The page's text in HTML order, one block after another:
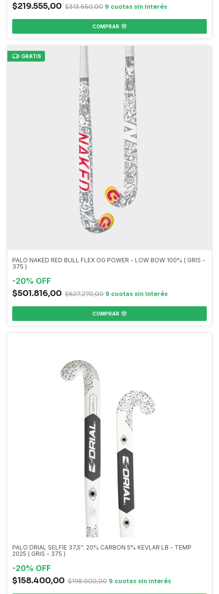
$219.555,00 $313.650,00
COMPRAR
GRATIS
PALO NAKED RED BULL FLEX OG POWER - LOW BOW 100% ( GRIS -
375 )
-20% OFF
$501.816,00 $627.270,00
COMPRAR
PALO DRIAL SELFIE 37,5": 20% CARBON 5% KEVLAR LB - TEMP
2025 ( GRIS - 375 )
-20% OFF
$158.400,00 $198.000,00